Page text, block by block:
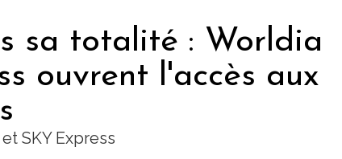
sa totalité : Worldia
ouvrent l'accès aux
SKY Express